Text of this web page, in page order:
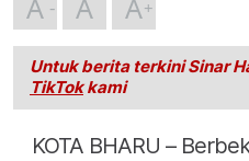
A A A
Untuk berita terkini Sinar
TikTokkami
KOTA BHARU –